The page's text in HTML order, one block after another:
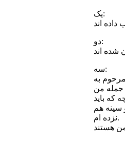
یک:
دو:
سه:
مرحوم به
که باید
سینه هم
نزده ام.